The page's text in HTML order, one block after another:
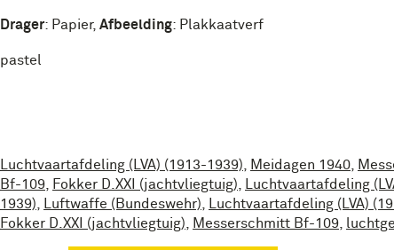
Drager: Papier, Afbeelding: Plakkaatverf
pastel
Luchtvaartafdeling (LVA) (1913-1939) Meidagen 1940
Bf-109
Fokker D.XXI (jachtvliegtuig)
Luchtvaartafdeling
1939)
Luftwaffe (Bundeswehr) Luchtvaartafdeling (LVA)
Fokker D.XXI (jachtvliegtuig)
Messerschmitt Bf-109